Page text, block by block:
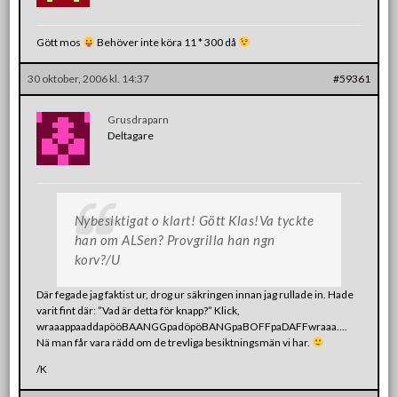
Gött mos Behöver inte köra 11 * 300 då
30 oktober, 2006 kl. 14:37 #59361
Grusdraparn
Deltagare
Nybesiktigat o klart! Gött Klas!Va tyckte
han om ALSen? Provgrilla han ngn
korv?/U
Där fegade jag faktist ur, drog ur säkringen innan jag rullade in. Hade
varit fint där: ”Vad är detta för knapp?” Klick,
wraaappaaddapööBAANGGpadöpöBANGpaBOFFpaDAFFwraaa….
Nä man får vara rädd om de trevliga besiktningsmän vi har.
/K